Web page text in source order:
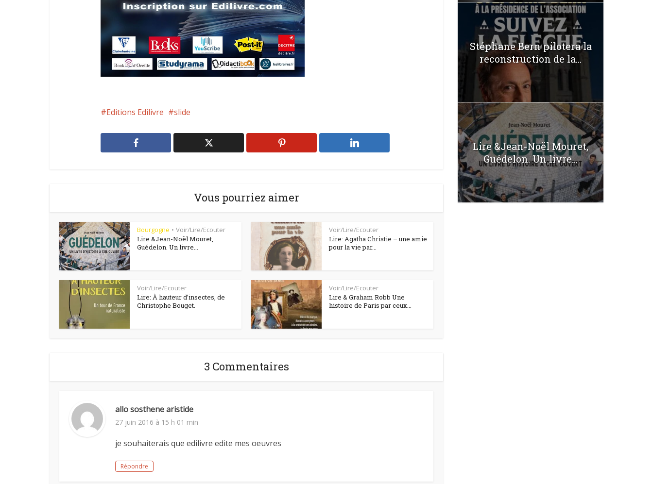
Editions Edilivre slide
Vous pourriez aimer
Bourgogne • Voir/Lire/Ecouter
Lire &Jean-Noël Mouret,
Guédelon. Un livre...
Voir/Lire/Ecouter
Lire: Agatha Christie – une amie
pour la vie par...
Voir/Lire/Ecouter
Lire: À hauteur d’insectes, de
Christophe Bouget.
Voir/Lire/Ecouter
Lire & Graham Robb Une
histoire de Paris par ceux...
3 Commentaires
allo sosthene aristide
27 juin 2016 à 15 h 01 min
je souhaiterais que edilivre edite mes oeuvres
Répondre
Stéphane Bern pilotera la
reconstruction de la...
Lire &Jean-Noël Mouret,
Guédelon. Un livre...